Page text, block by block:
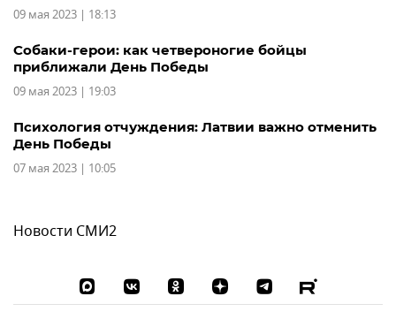
09 мая 2023 | 18:13
Собаки-герои: как четвероногие бойцы
приближали День Победы
09 мая 2023 | 19:03
Психология отчуждения: Латвии важно отменить
День Победы
07 мая 2023 | 10:05
Новости СМИ2